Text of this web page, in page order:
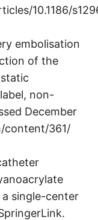
10.1186/
embolisation
of the
non-
December
content/361/
single-center